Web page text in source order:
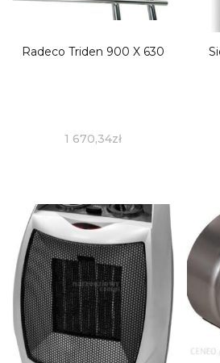
Radeco Triden 900 X 630
1 670,34zł